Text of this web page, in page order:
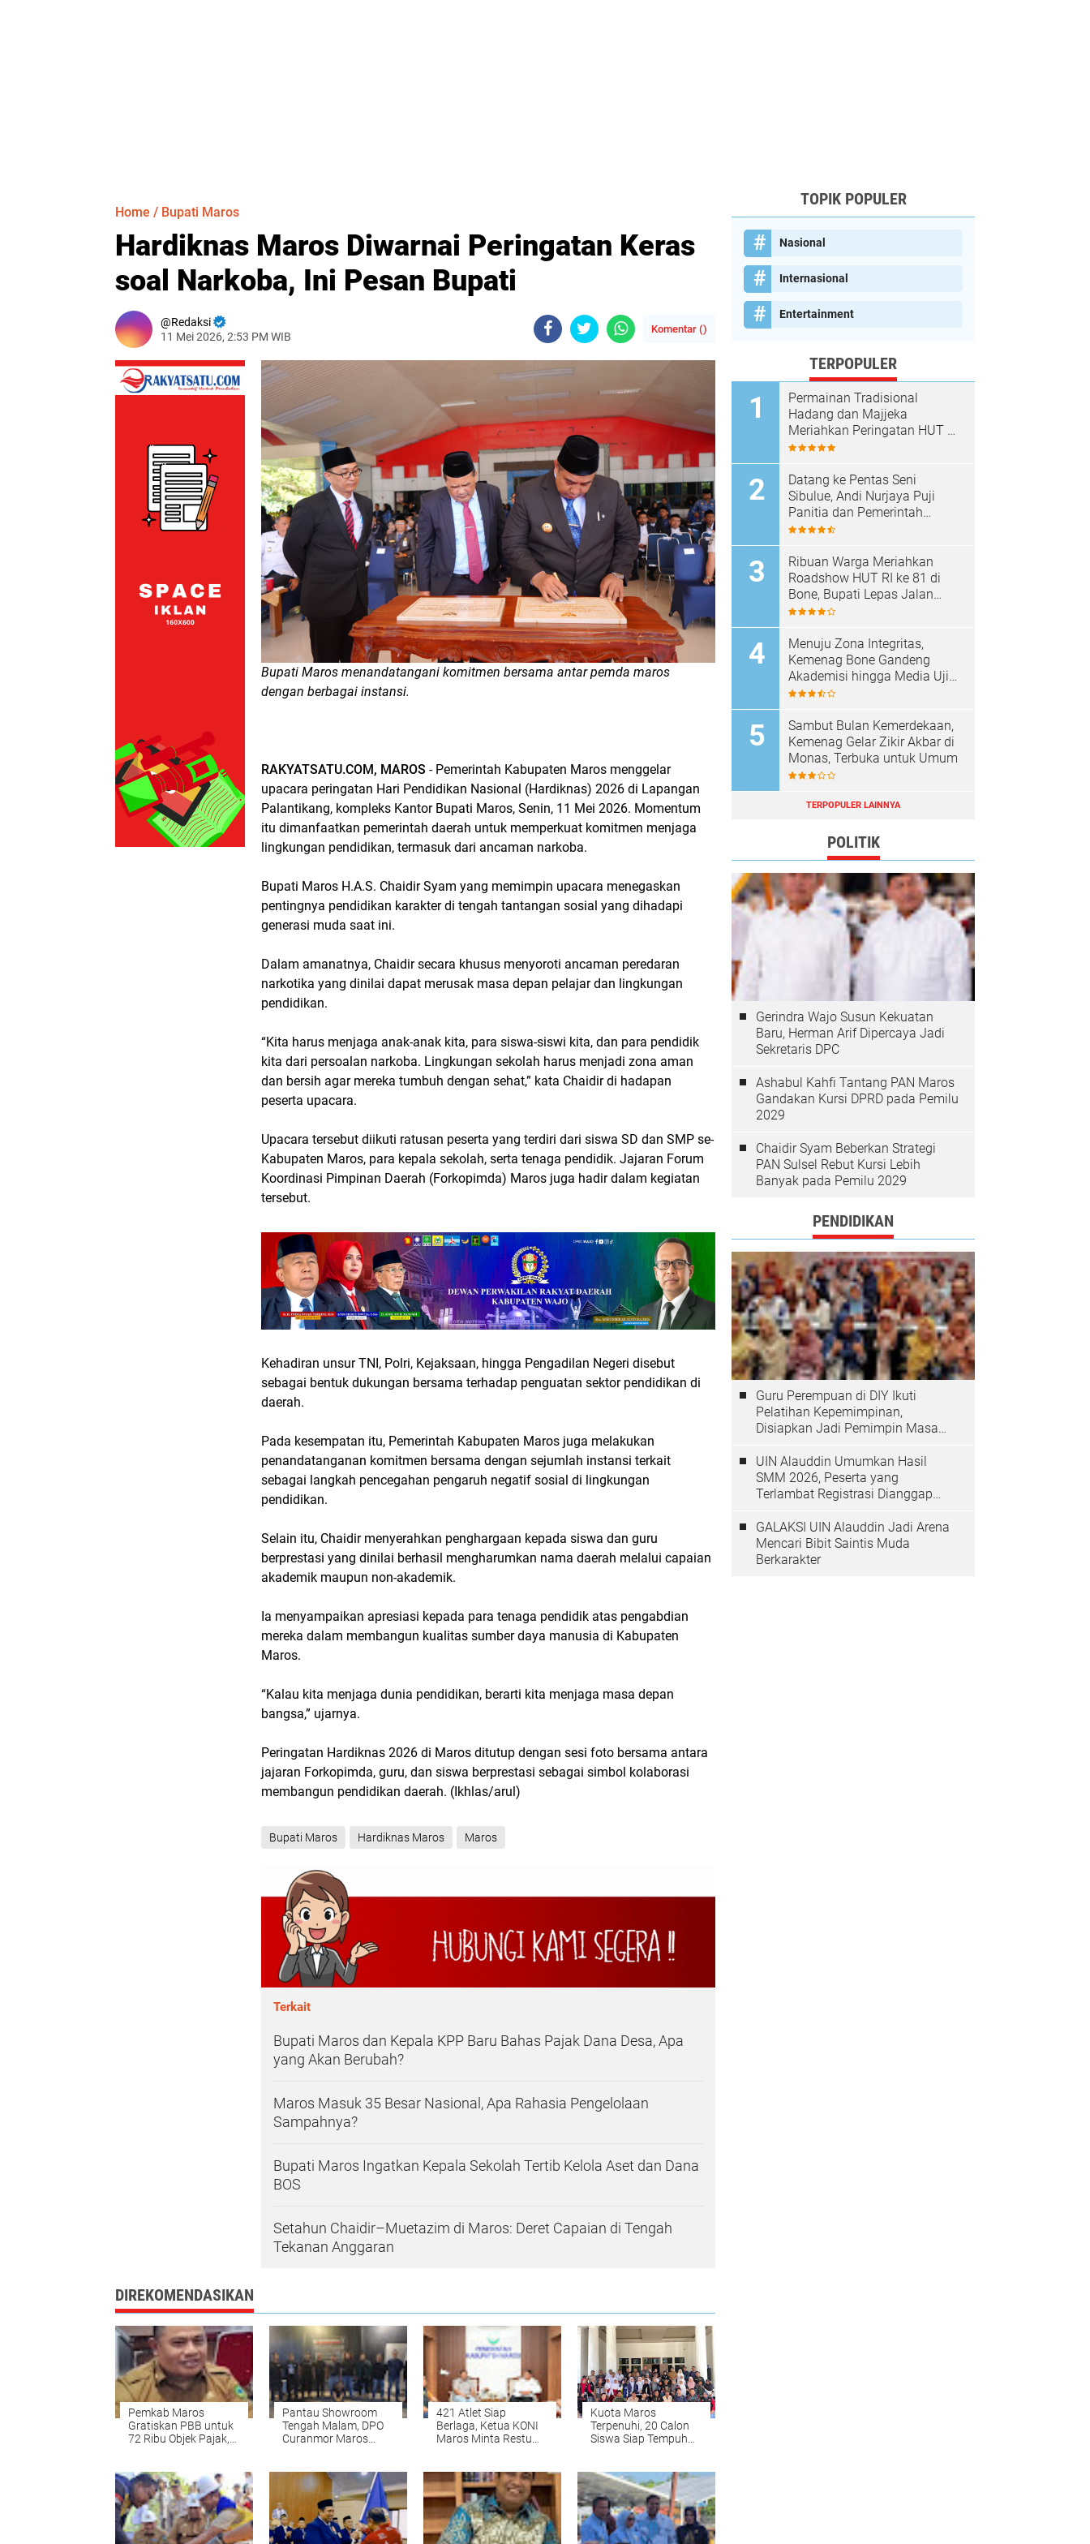
Home / Bupati Maros
Hardiknas Maros Diwarnai Peringatan Keras
soal Narkoba, Ini Pesan Bupati
Redaksi
11 Mei 2026, 2:53 PM WIB
Komentar ()
Bupati Maros menandatangani komitmen bersama antar pemda maros
dengan berbagai instansi.
RAKYATSATU.COM, MAROS - Pemerintah Kabupaten Maros menggelar
upacara peringatan Hari Pendidikan Nasional (Hardiknas) 2026 di Lapangan
Palantikang, kompleks Kantor Bupati Maros, Senin, 11 Mei 2026. Momentum
itu dimanfaatkan pemerintah daerah untuk memperkuat komitmen menjaga
lingkungan pendidikan, termasuk dari ancaman narkoba.
Bupati Maros H.A.S. Chaidir Syam yang memimpin upacara menegaskan
pentingnya pendidikan karakter di tengah tantangan sosial yang dihadapi
generasi muda saat ini.
Dalam amanatnya, Chaidir secara khusus menyoroti ancaman peredaran
narkotika yang dinilai dapat merusak masa depan pelajar dan lingkungan
pendidikan.
“Kita harus menjaga anak-anak kita, para siswa-siswi kita, dan para pendidik
kita dari persoalan narkoba. Lingkungan sekolah harus menjadi zona aman
dan bersih agar mereka tumbuh dengan sehat,” kata Chaidir di hadapan
peserta upacara.
Upacara tersebut diikuti ratusan peserta yang terdiri dari siswa SD dan SMP se-
Kabupaten Maros, para kepala sekolah, serta tenaga pendidik. Jajaran Forum
Koordinasi Pimpinan Daerah (Forkopimda) Maros juga hadir dalam kegiatan
tersebut.
Kehadiran unsur TNI, Polri, Kejaksaan, hingga Pengadilan Negeri disebut
sebagai bentuk dukungan bersama terhadap penguatan sektor pendidikan di
daerah.
Pada kesempatan itu, Pemerintah Kabupaten Maros juga melakukan
penandatanganan komitmen bersama dengan sejumlah instansi terkait
sebagai langkah pencegahan pengaruh negatif sosial di lingkungan
pendidikan.
Selain itu, Chaidir menyerahkan penghargaan kepada siswa dan guru
berprestasi yang dinilai berhasil mengharumkan nama daerah melalui capaian
akademik maupun non-akademik.
Ia menyampaikan apresiasi kepada para tenaga pendidik atas pengabdian
mereka dalam membangun kualitas sumber daya manusia di Kabupaten
Maros.
“Kalau kita menjaga dunia pendidikan, berarti kita menjaga masa depan
bangsa,” ujarnya.
Peringatan Hardiknas 2026 di Maros ditutup dengan sesi foto bersama antara
jajaran Forkopimda, guru, dan siswa berprestasi sebagai simbol kolaborasi
membangun pendidikan daerah. (Ikhlas/arul)
Bupati Maros Hardiknas Maros Maros
Terkait
Bupati Maros dan Kepala KPP Baru Bahas Pajak Dana Desa, Apa
yang Akan Berubah?
Maros Masuk 35 Besar Nasional, Apa Rahasia Pengelolaan
Sampahnya?
Bupati Maros Ingatkan Kepala Sekolah Tertib Kelola Aset dan Dana
BOS
Setahun Chaidir–Muetazim di Maros: Deret Capaian di Tengah
Tekanan Anggaran
DIREKOMENDASIKAN
Pemkab Maros
Gratiskan PBB untuk
72 Ribu Objek Pajak,
Pantau Showroom
Tengah Malam, DPO
Curanmor Maros
421 Atlet Siap
Berlaga, Ketua KONI
Maros Minta Restu
Kuota Maros
Terpenuhi, 20 Calon
Siswa Siap Tempuh
TOPIK POPULER
Nasional
Internasional
Entertainment
TERPOPULER
Permainan Tradisional
Hadang dan Majjeka
Meriahkan Peringatan HUT RI
di Sibulue
Datang ke Pentas Seni
Sibulue, Andi Nurjaya Puji
Panitia dan Pemerintah
Kecamatan
Ribuan Warga Meriahkan
Roadshow HUT RI ke 81 di
Bone, Bupati Lepas Jalan
Santai
Menuju Zona Integritas,
Kemenag Bone Gandeng
Akademisi hingga Media Uji
Standar Pelayanan
Sambut Bulan Kemerdekaan,
Kemenag Gelar Zikir Akbar di
Monas, Terbuka untuk Umum
TERPOPULER LAINNYA
POLITIK
Gerindra Wajo Susun Kekuatan
Baru, Herman Arif Dipercaya Jadi
Sekretaris DPC
Ashabul Kahfi Tantang PAN Maros
Gandakan Kursi DPRD pada Pemilu
2029
Chaidir Syam Beberkan Strategi
PAN Sulsel Rebut Kursi Lebih
Banyak pada Pemilu 2029
PENDIDIKAN
Guru Perempuan di DIY Ikuti
Pelatihan Kepemimpinan,
Disiapkan Jadi Pemimpin Masa
UIN Alauddin Umumkan Hasil
SMM 2026, Peserta yang
Terlambat Registrasi Dianggap
GALAKSI UIN Alauddin Jadi Arena
Mencari Bibit Saintis Muda
Berkarakter